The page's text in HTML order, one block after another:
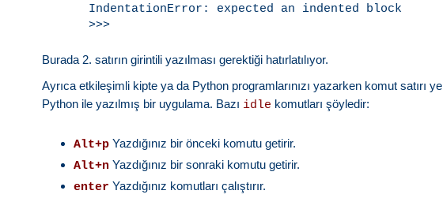
IndentationError: expected an indented block
Burada 2. satırın girintili yazılması gerektiği hatırlatılıyor.
Ayrıca etkileşimli kipte ya da Python programlarınızı yazarken komut
Python ile yazılmış bir uygulama. Bazı idle komutları şöyledir:
Alt+p Yazdığınız bir önceki komutu getirir.
Alt+n Yazdığınız bir sonraki komutu getirir.
enter Yazdığınız komutları çalıştırır.